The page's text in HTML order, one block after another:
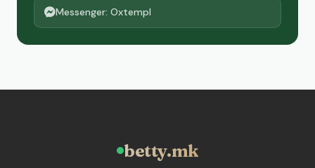
Messenger: Oxtempl
betty.mk